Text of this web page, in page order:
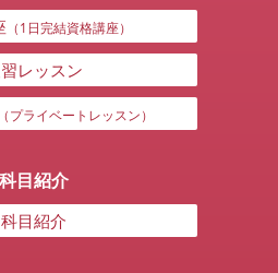
（1日完結資格講座）
レッスン
（プライベートレッスン）
科目紹介
科目紹介